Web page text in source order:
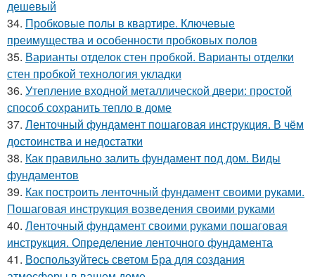
дешевый
34. Пробковые полы в квартире. Ключевые
преимущества и особенности пробковых полов
35. Варианты отделок стен пробкой. Варианты отделки
стен пробкой технология укладки
36. Утепление входной металлической двери: простой
способ сохранить тепло в доме
37. Ленточный фундамент пошаговая инструкция. В чём
достоинства и недостатки
38. Как правильно залить фундамент под дом. Виды
фундаментов
39. Как построить ленточный фундамент своими руками.
Пошаговая инструкция возведения своими руками
40. Ленточный фундамент своими руками пошаговая
инструкция. Определение ленточного фундамента
41. Воспользуйтесь светом Бра для создания